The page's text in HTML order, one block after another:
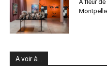
À fleur de
A voir à…